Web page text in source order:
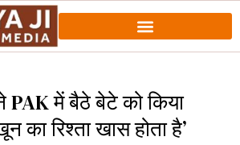
PAK में बैठे बेटे को किया
का रिश्ता खास होता है’